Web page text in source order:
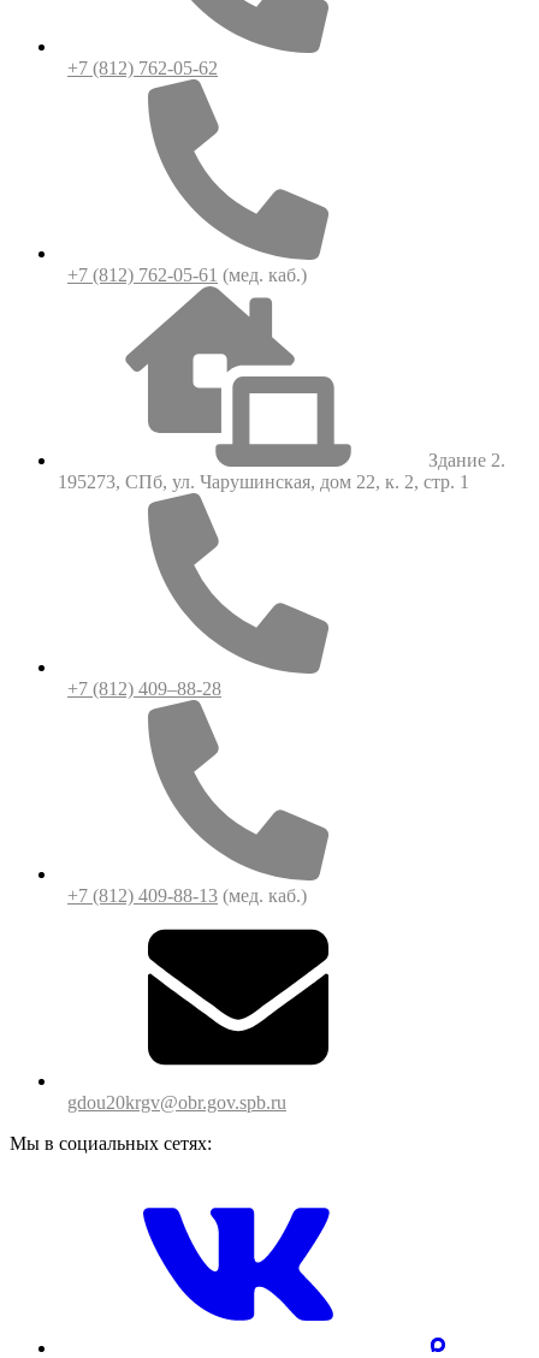
+7 (812) 762-05-62
+7 (812) 762-05-61 (мед. каб.)
Здание 2.
195273, СПб, ул. Чарушинская, дом 22, к. 2, стр. 1
+7 (812) 409–88-28
+7 (812) 409-88-13 (мед. каб.)
gdou20krgv@obr.gov.spb.ru
Мы в социальных сетях: